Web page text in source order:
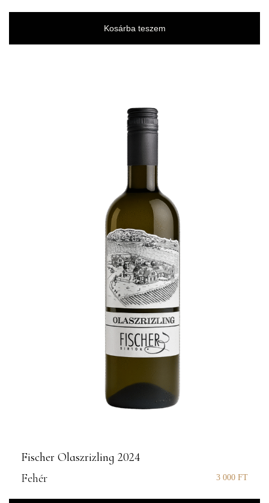
Kosárba teszem
Fischer Olaszrizling 2024
Fehér
3 000 FT